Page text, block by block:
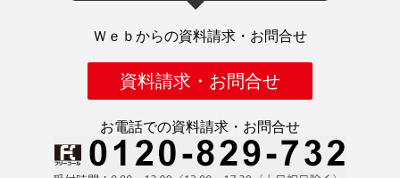
Ｗｅｂからの資料請求・お問合せ
資料請求・お問合せ
お電話での資料請求・お問合せ